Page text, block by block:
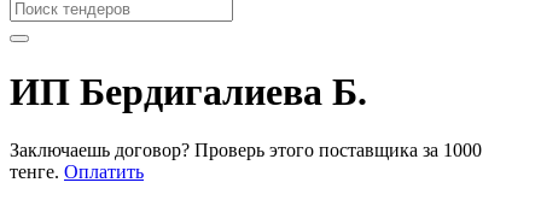
ИП Бердигалиева Б.
Заключаешь договор? Проверь этого поставщика за 1000
тенге. Оплатить